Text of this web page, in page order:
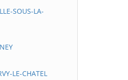
SOUS-LA-
LE-CHATEL